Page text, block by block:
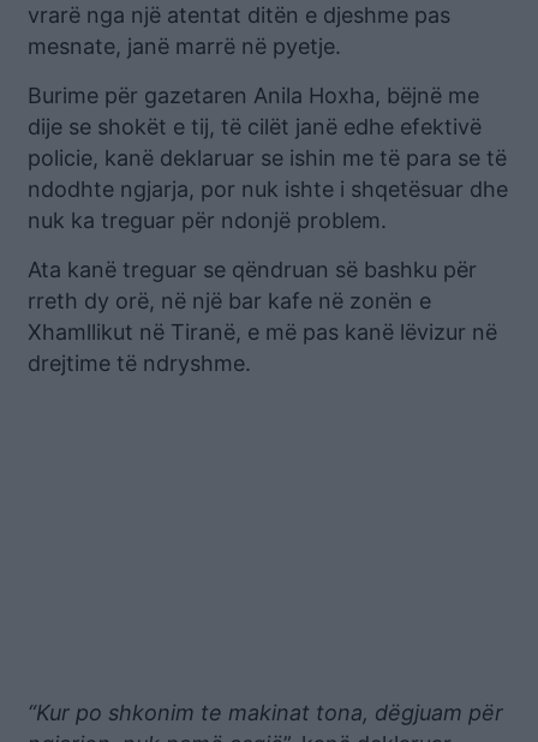
vrarë nga një atentat ditën e djeshme pas
mesnate, janë marrë në pyetje.
Burime për gazetaren Anila Hoxha, bëjnë me
dije se shokët e tij, të cilët janë edhe efektivë
policie, kanë deklaruar se ishin me të para se të
ndodhte ngjarja, por nuk ishte i shqetësuar dhe
nuk ka treguar për ndonjë problem.
Ata kanë treguar se qëndruan së bashku për
rreth dy orë, në një bar kafe në zonën e
Xhamllikut në Tiranë, e më pas kanë lëvizur në
drejtime të ndryshme.
“Kur po shkonim te makinat tona, dëgjuam për